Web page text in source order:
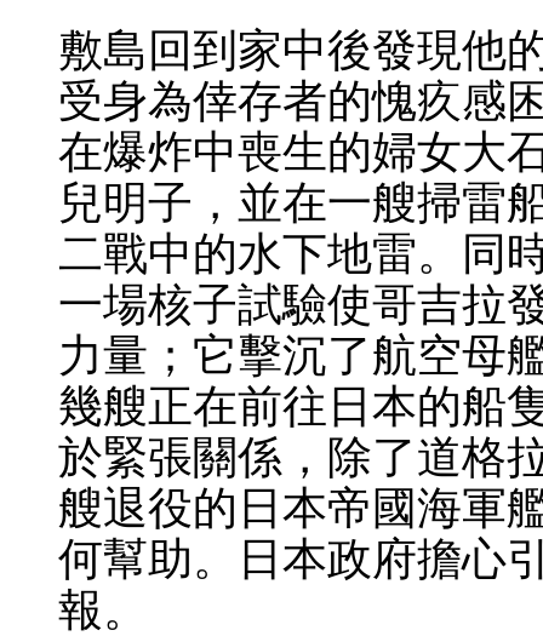
敷島回到家中後發現他
受身為倖存者的愧疚感
在爆炸中喪生的婦女大
兒明子，並在一艘掃雷
二戰中的水下地雷。同
一場核子試驗使哥吉拉
力量；它擊沉了航空母
幾艘正在前往日本的船
於緊張關係，除了道格
艘退役的日本帝國海軍
何幫助。日本政府擔心
報。